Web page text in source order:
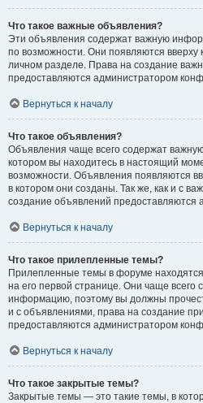
Что такое важные объявления?
Эти объявления содержат важную
по возможности. Они появляются
личном разделе. Права на создание
предоставляются администратором
Вернуться к началу
Что такое объявления?
Объявления чаще всего содержат
котором вы находитесь в настоящий
возможности. Объявления появляются
в котором они созданы. Так же, как и с
создание объявлений предоставляются
Вернуться к началу
Что такое прилепленные темы?
Прилепленные темы в форуме
на его первой странице. Они чаще всего
информацию, поэтому вы должны
и с объявлениями, права на создание
предоставляются администратором
Вернуться к началу
Что такое закрытые темы?
Закрытые темы — это такие темы, в